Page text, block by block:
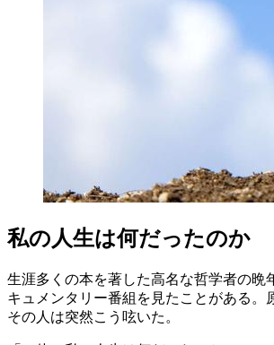
私の人生は何だったのか
生涯多くの本を著した高名な哲学者の晩
キュメンタリー番組を見たことがある。
その人は突然こう呟いた。